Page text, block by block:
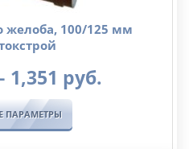
желоба, 100/125 мм
1,351 руб.
ПАРАМЕТРЫ